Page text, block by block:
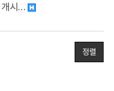
개시…
정렬